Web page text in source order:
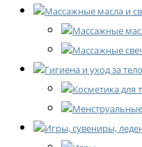
Массажные масла и
Массажные
Массажные
Гигиена и уход за
Косметика для
Игры, сувениры,